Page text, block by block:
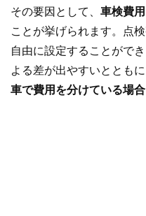
その要因として、 車検費
ことが挙げられます。点
自由に設定することがで
よる差が出やすいとともに
車で費用を分けている場合